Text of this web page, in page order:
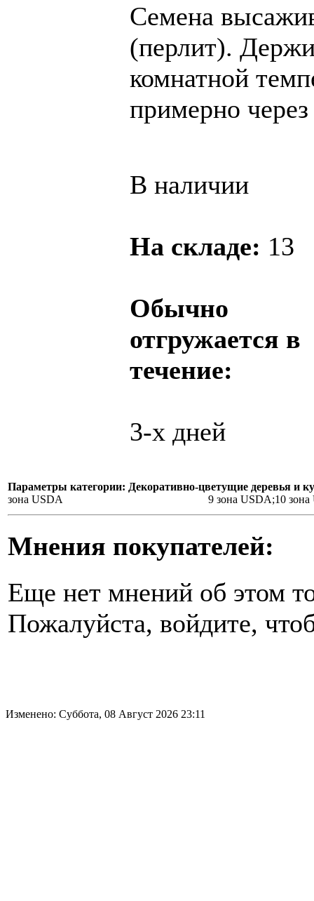
Семена
(перлит).
комнатной
примерно
В наличии
На складе: 13
Обычно
отгружается в
течение:
3-х дней
Параметры категории: Декоративно-цветущие деревья и
зона USDA
9 зона USDA;10
Мнения покупателей:
Еще нет мнений об этом
Пожалуйста, войдите,
Изменено: Суббота, 08 Август 2026 23:11